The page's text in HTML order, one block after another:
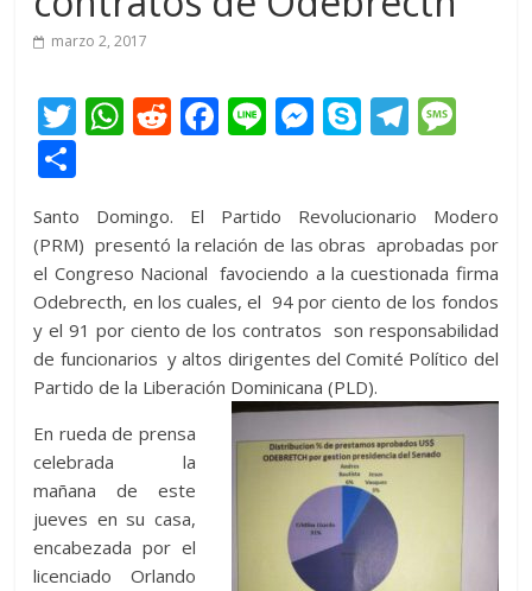
marzo 2, 2017
T
er
W
s
A
p
p
R
di
t
F
b
o
o
k
Li M
e
n
g
er
S
p
e
T
gr
a
m
a
g
e
m
p
ar
ti
r
Santo Domingo. El Partido Revolucionario Modero
(PRM) presentó la relación de las obras aprobadas por
el Congreso Nacional favociendo a la cuestionada firma
Odebrecth, en los cuales, el 94 por ciento de los fondos
y el 91 por ciento de los contratos son responsabilidad
de funcionarios y altos dirigentes del Comité Político del
Partido de la Liberación Dominicana (PLD).
En rueda de prensa
celebrada la
mañana de este
jueves en su casa,
encabezada por el
licenciado Orlando